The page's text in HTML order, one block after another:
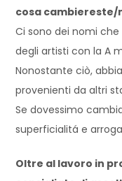
cosa
Ci sono dei nomi
degli artisti con la A
Nonostante ciò,
provenienti da altri
Se dovessimo
superficialitá e
Oltre al lavoro in